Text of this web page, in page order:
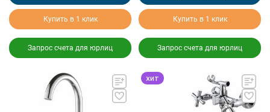
Купить в 1 клик
Запрос счета для юрлиц
Купить в 1 клик
Запрос счета для юрлиц
хит